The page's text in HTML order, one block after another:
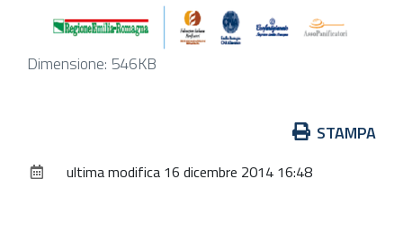
Clicca
alle
dimensioni
Dimensione: 546KB
documento
STAMPA
ultima modifica 16 dicembre 2014 16:48